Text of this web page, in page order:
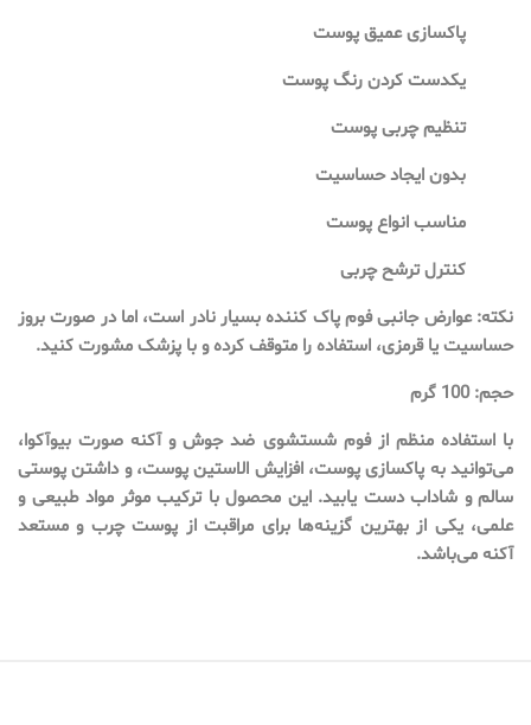
پاکسازی عمیق پوست
یکدست کردن رنگ پوست
تنظیم چربی پوست
بدون ایجاد حساسیت
مناسب انواع پوست
کنترل ترشح چربی
نکته: عوارض جانبی فوم پاک کننده بسیار نادر است، اما در صورت بروز
حساسیت یا قرمزی، استفاده را متوقف کرده و با پزشک مشورت کنید.
حجم: 100 گرم
با استفاده منظم از فوم شستشوی ضد جوش و آکنه صورت بیوآکوا،
می‌توانید به پاکسازی پوست، افزایش الاستین پوست، و داشتن پوستی
سالم و شاداب دست یابید. این محصول با ترکیب موثر مواد طبیعی و
علمی، یکی از بهترین گزینه‌ها برای مراقبت از پوست چرب و مستعد
آکنه می‌باشد.